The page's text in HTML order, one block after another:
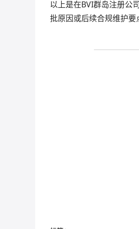
以上是在BVI群岛注册公
批原因或后续合规维护要